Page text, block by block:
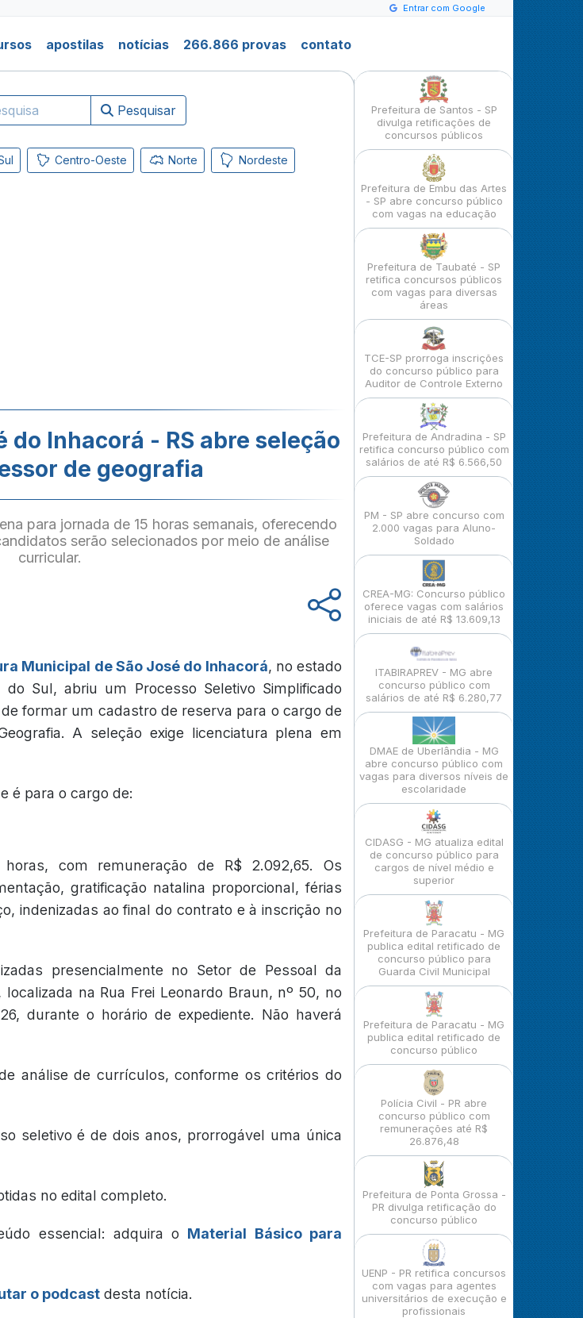
Entrar com Google
apostilas notícias 266.866 provas contato
Pesquisar
Centro-Oeste Norte Nordeste
do Inhacorá - RS abre seleção
de geografia
para jornada de 15 horas semanais, oferecendo
serão selecionados por meio de análise
curricular.
Municipal de São José do Inhacorá, no estado
do Sul, abriu um Processo Seletivo Simplificado
formar um cadastro de reserva para o cargo de
A seleção exige licenciatura plena em
é para o cargo de:
com remuneração de R$ 2.092,65. Os
gratificação natalina proporcional, férias
indenizadas ao final do contrato e à inscrição no
presencialmente no Setor de Pessoal da
na Rua Frei Leonardo Braun, nº 50, no
durante o horário de expediente. Não haverá
análise de currículos, conforme os critérios do
seletivo é de dois anos, prorrogável uma única
no edital completo.
essencial: adquira o Material Básico para
o podcast desta notícia.
Prefeitura de Santos - SP
divulga retificações de
concursos públicos
Prefeitura de Embu das Artes
- SP abre concurso público
com vagas na educação
Prefeitura de Taubaté - SP
retifica concursos públicos
com vagas para diversas
áreas
TCE-SP prorroga inscrições
do concurso público para
Auditor de Controle Externo
Prefeitura de Andradina - SP
retifica concurso público com
salários de até R$ 6.566,50
PM - SP abre concurso com
2.000 vagas para Aluno-
Soldado
CREA-MG: Concurso público
oferece vagas com salários
iniciais de até R$ 13.609,13
ITABIRAPREV - MG abre
concurso público com
salários de até R$ 6.280,77
DMAE de Uberlândia - MG
abre concurso público com
vagas para diversos níveis de
escolaridade
CIDASG - MG atualiza edital
de concurso público para
cargos de nível médio e
superior
Prefeitura de Paracatu - MG
publica edital retificado de
concurso público para
Guarda Civil Municipal
Prefeitura de Paracatu - MG
publica edital retificado de
concurso público
Polícia Civil - PR abre
concurso público com
remunerações até R$
26.876,48
Prefeitura de Ponta Grossa -
PR divulga retificação do
concurso público
UENP - PR retifica concursos
com vagas para agentes
universitários de execução e
profissionais